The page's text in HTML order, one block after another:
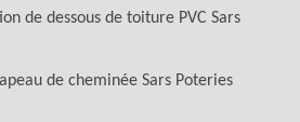
de dessous de toiture PVC Sars
de cheminée Sars Poteries